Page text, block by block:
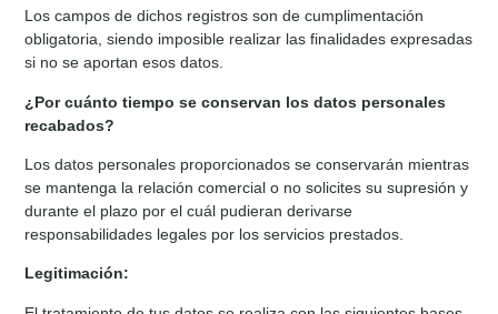
Los campos de dichos registros son de cumplimentación
obligatoria, siendo imposible realizar las finalidades expresadas
si no se aportan esos datos.
¿Por cuánto tiempo se conservan los datos personales
recabados?
Los datos personales proporcionados se conservarán mientras
se mantenga la relación comercial o no solicites su supresión y
durante el plazo por el cuál pudieran derivarse
responsabilidades legales por los servicios prestados.
Legitimación: